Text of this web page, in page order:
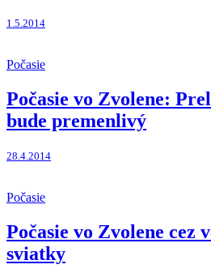
1.5.2014
Počasie
Počasie vo Zvolene:
bude premenlivý
28.4.2014
Počasie
Počasie vo Zvolene cez
sviatky